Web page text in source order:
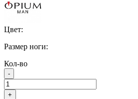
Цвет:
Размер ноги:
Кол-во
-
+